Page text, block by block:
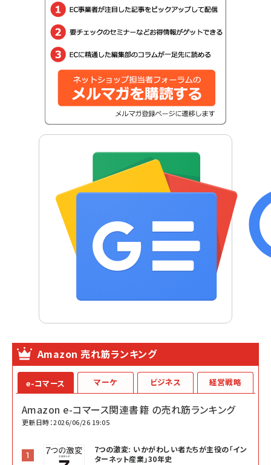
Amazon 売れ筋ランキング
e-コマース
Amazon e-コマース関連書籍 の売れ筋ランキング
更新日時：2026/06/26 19:05
7つの激変: いかがわしい者たちが主役の「イン
ターネット産業」30年史
マーケ ビジネス 経営戦略